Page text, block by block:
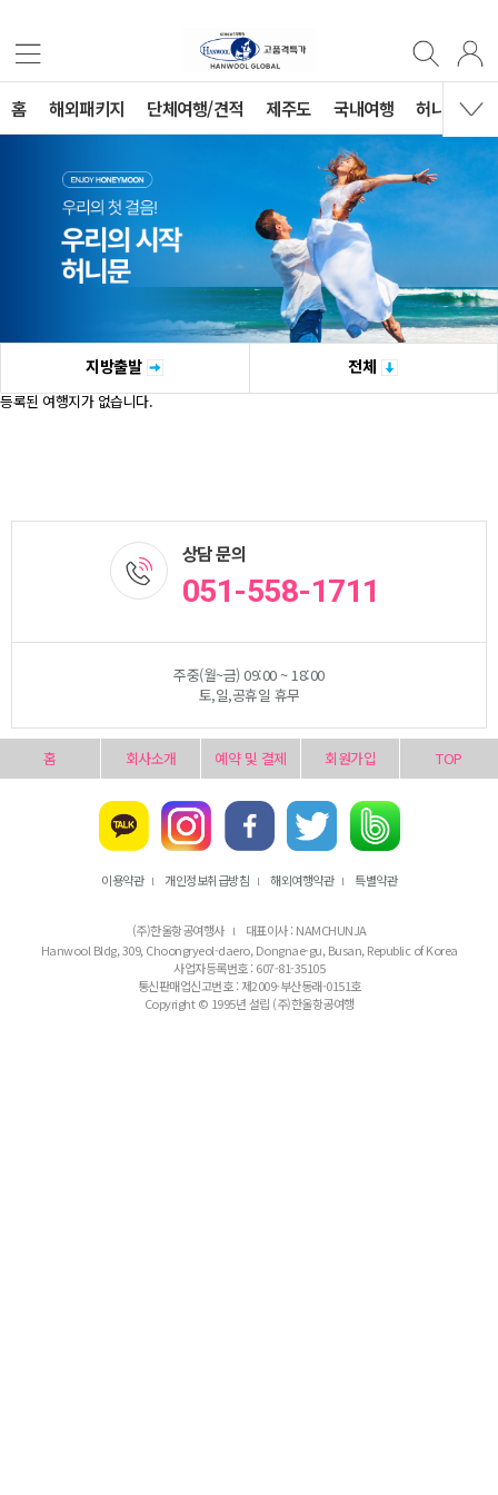
홈 해외패키지 단체여행/견적 제주도 국내여행 허니문
지방출발 전체
등록된 여행지가 없습니다.
상담 문의
051-558-1711
주중(월~금) 09:00 ~ 18:00
토,일,공휴일 휴무
홈 회사소개 예약 및 결제 회원가입 TOP
이용약관 l 개인정보취급방침 l 해외여행약관 l 특별약관
(주)한울항공여행사 l
대표이사 : NAMCHUNJA
Hanwool Bldg, 309, Choongryeol-daero, Dongnae-gu, Busan, Republic of Korea
사업자등록번호 : 607-81-35105
통신판매업신고번호 : 제2009-부산동래-0151호
Copyright © 1995년 설립 (주)한울항공여행